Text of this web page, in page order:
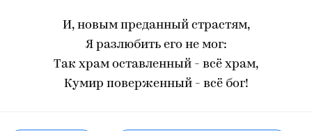
И, новым преданный страстям,
Я разлюбить его не мог:
Так храм оставленный - всё храм,
Кумир поверженный - всё бог!